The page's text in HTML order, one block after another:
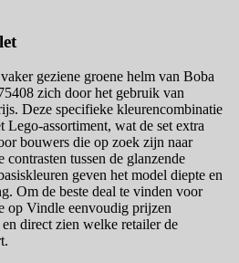
geziene groene helm van Boba
zich door het gebruik van
Deze specifieke kleurencombinatie
Lego-assortiment, wat de set extra
bouwers die op zoek zijn naar
tussen de glanzende
geven het model diepte en
Om de beste deal te vinden voor
op Vindle eenvoudig prijzen
direct zien welke retailer de